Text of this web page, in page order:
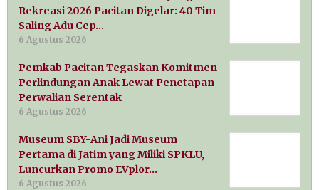
Rekreasi 2026 Pacitan Digelar: 40 Tim
Saling Adu Cep…
6 Agustus 2026
Pemkab Pacitan Tegaskan Komitmen
Perlindungan Anak Lewat Penetapan
Perwalian Serentak
6 Agustus 2026
Museum SBY-Ani Jadi Museum
Pertama di Jatim yang Miliki SPKLU,
Luncurkan Promo EVplor…
6 Agustus 2026